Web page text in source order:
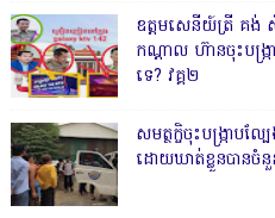
ឧត្តមសេនីយ៍ត្រី គង់
កណ្តាល ហ៊ានចុះបង្
ទេ? វគ្គ២
សមត្ថកិ្ចចុះបង្ក្រាប
ដោយឃាត់ខ្លួនបានចំ